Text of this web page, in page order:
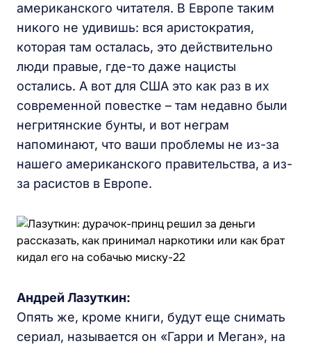
американского читателя. В Европе таким
никого не удивишь: вся аристократия,
которая там осталась, это действительно
люди правые, где-то даже нацисты
остались. А вот для США это как раз в их
современной повестке – там недавно были
негритянские бунты, и вот неграм
напоминают, что ваши проблемы не из-за
нашего американского правительства, а из-
за расистов в Европе.
Андрей Лазуткин:
Опять же, кроме книги, будут еще снимать
сериал, называется он «Гарри и Меган», на